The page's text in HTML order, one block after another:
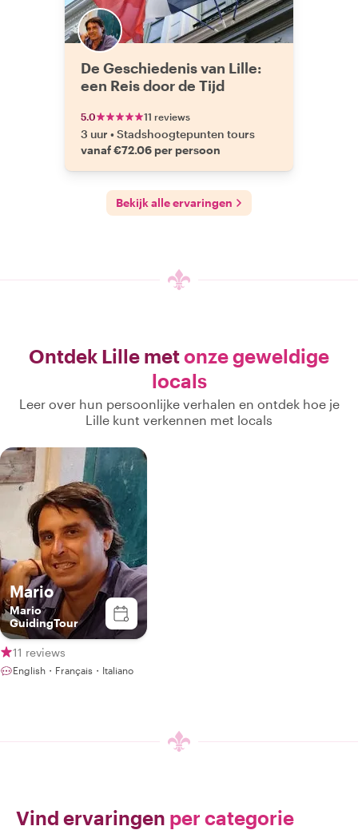
De Geschiedenis van Lille:
een Reis door de Tijd
5.0 11 reviews
3 uur •Stadshoogtepunten tours
vanaf €72.06 per persoon
Bekijk alle ervaringen
Ontdek Lille metonze geweldige
locals
Leer over hun persoonlijke verhalen en ontdek hoe je
Lille kunt verkennen met locals
Mario
Mario
GuidingTour
11 reviews
English・Français・Italiano
Vind ervaringen per categorie